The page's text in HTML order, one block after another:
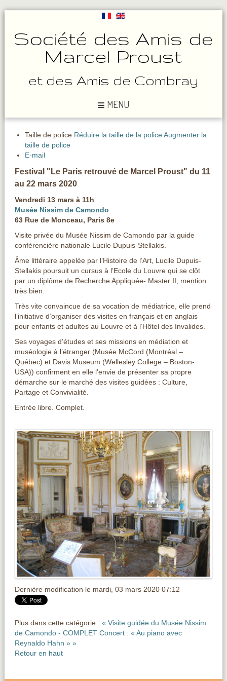
Société des Amis de
Marcel Proust
et des Amis de Combray
MENU
Taille de police Réduire la taille de la police Augmenter la
taille de police
E-mail
Festival "Le Paris retrouvé de Marcel Proust" du 11
au 22 mars 2020
Vendredi 13 mars à 11h
Musée Nissim de Camondo
63 Rue de Monceau, Paris 8e
Visite privée du Musée Nissim de Camondo par la guide
conférencière nationale Lucile Dupuis-Stellakis.
Âme littéraire appelée par l’Histoire de l’Art, Lucile Dupuis-
Stellakis poursuit un cursus à l’Ecole du Louvre qui se clôt
par un diplôme de Recherche Appliquée- Master II, mention
très bien.
Très vite convaincue de sa vocation de médiatrice, elle prend
l’initiative d’organiser des visites en français et en anglais
pour enfants et adultes au Louvre et à l’Hôtel des Invalides.
Ses voyages d’études et ses missions en médiation et
muséologie à l’étranger (Musée McCord (Montréal –
Québec) et Davis Museum (Wellesley College – Boston-
USA)) confirment en elle l’envie de présenter sa propre
démarche sur le marché des visites guidées : Culture,
Partage et Convivialité.
Entrée libre. Complet.
Dernière modification le mardi, 03 mars 2020 07:12
Plus dans cette catégorie : « Visite guidée du Musée Nissim
de Camondo - COMPLET Concert : « Au piano avec
Reynaldo Hahn » »
Retour en haut